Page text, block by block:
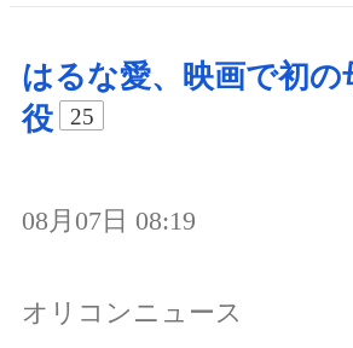
はるな愛、映画で初の
役
25
08月07日 08:19
オリコンニュース